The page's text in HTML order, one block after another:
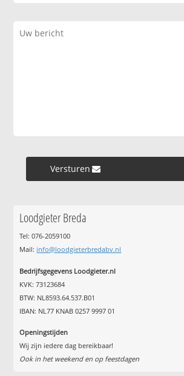
Versturen »
Loodgieter Breda
Tel: 076-2059100
Mail: info@loodgieterbredabv.nl
Bedrijfsgegevens Loodgieter.nl
KVK: 73123684
BTW: NL8593.64.537.B01
IBAN: NL77 KNAB 0257 9997 01
Openingstijden
Wij zijn iedere dag bereikbaar!
Ook in het weekend en op feestdagen